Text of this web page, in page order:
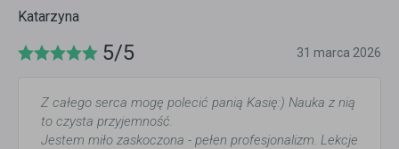
Katarzyna
5/5 31 marca 2026
Z całego serca mogę polecić panią Kasię:) Nauka z nią
to czysta przyjemność.
Jestem miło zaskoczona - pełen profesjonalizm. Lekcje